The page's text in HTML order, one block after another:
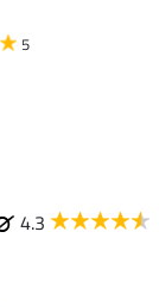
5
4.3